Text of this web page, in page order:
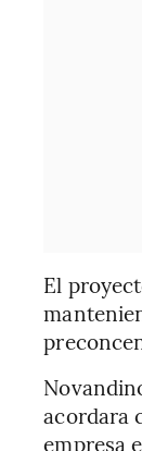
El
acordara
empresa